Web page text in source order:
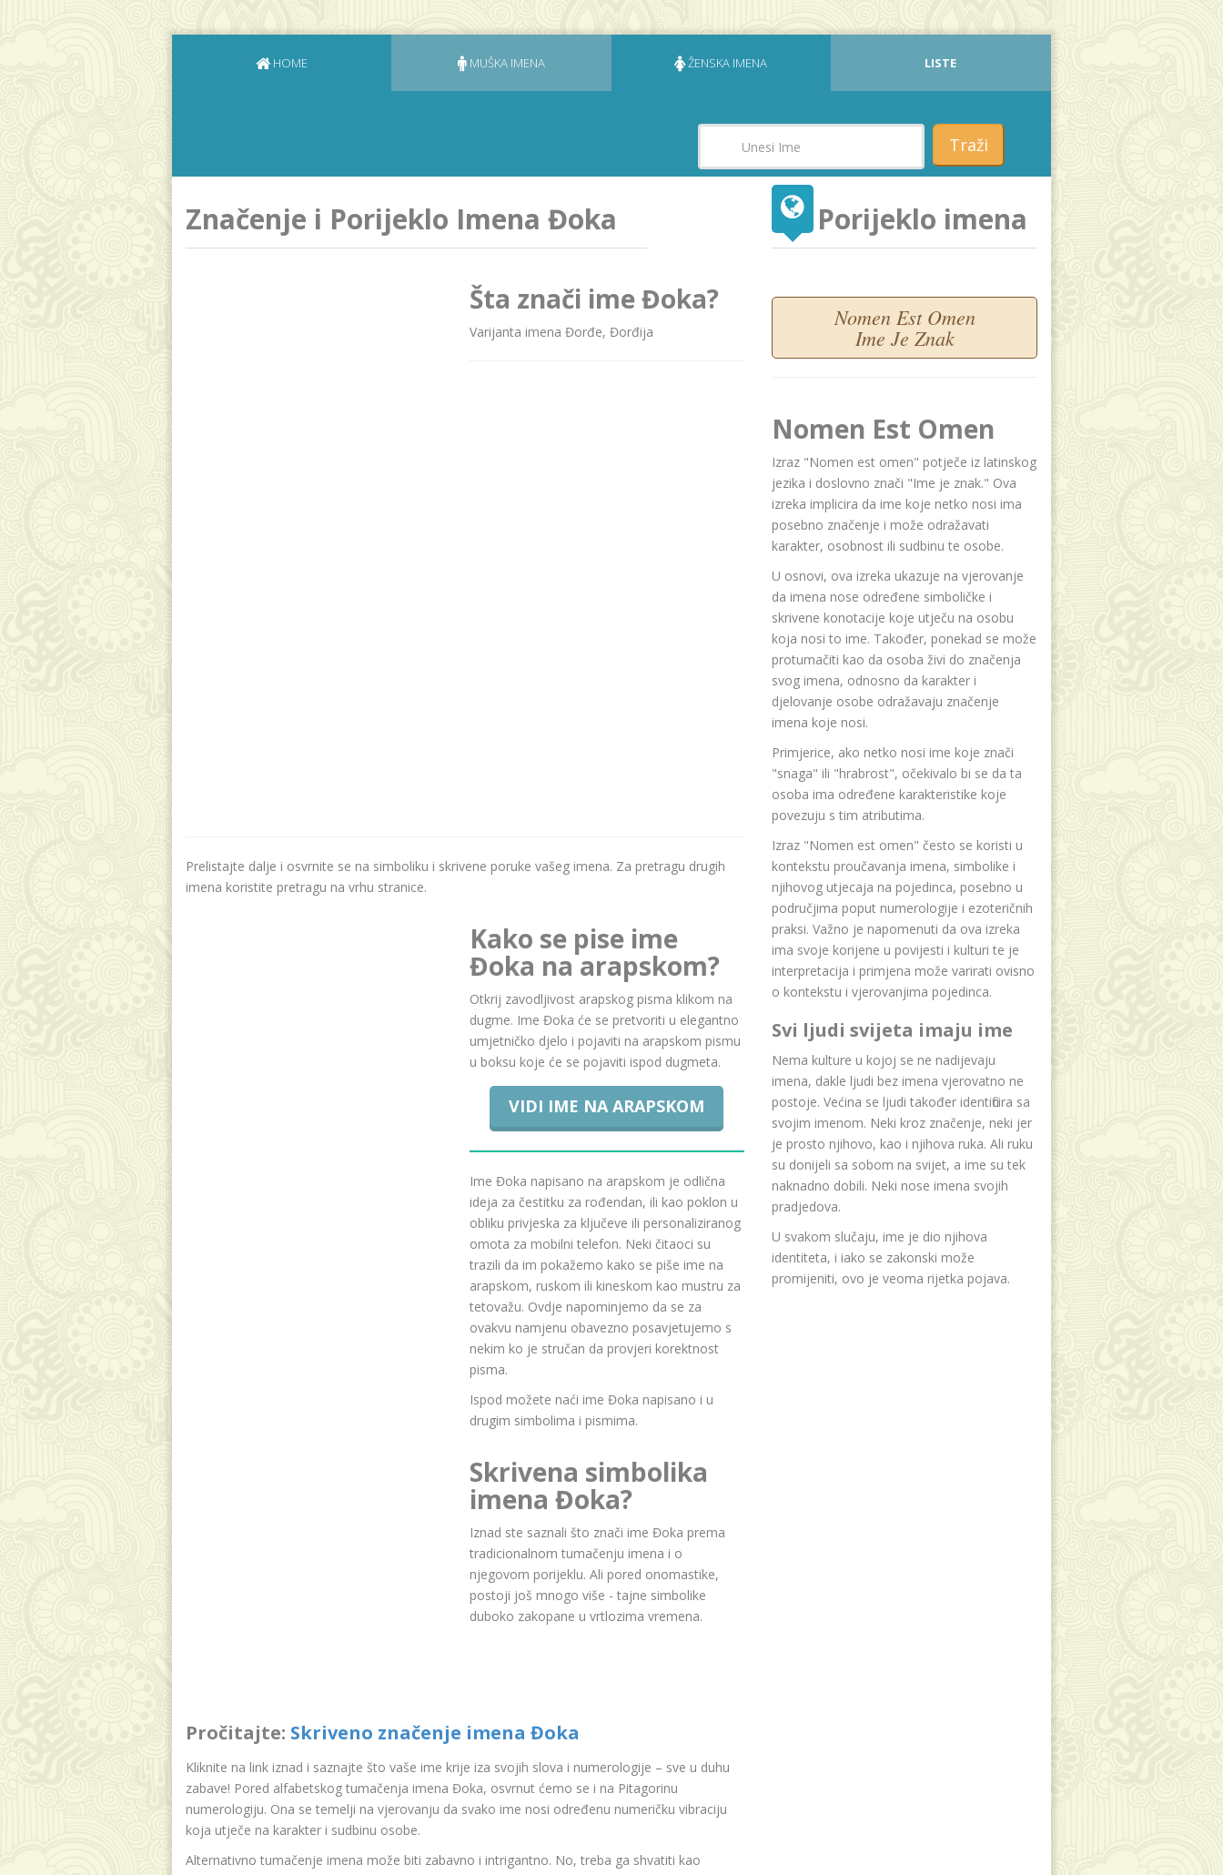
HOME MUŠKA IMENA ŽENSKA IMENA LISTE
Traži
Značenje i Porijeklo Imena Đoka
Šta znači ime Đoka?
Varijanta imena Đorđe, Đorđijа
Prelistajte dalje i osvrnite se na simboliku i skrivene poruke vašeg imena. Za pretragu drugih
imena koristite pretragu na vrhu stranice.
Kako se pise ime
Đoka na arapskom?
Otkrij zavodljivost arapskog pisma klikom na
dugme. Ime Đoka će se pretvoriti u elegantno
umjetničko djelo i pojaviti na arapskom pismu
u boksu koje će se pojaviti ispod dugmeta.
VIDI IME NA ARAPSKOM
Ime Đoka napisano na arapskom je odlična
ideja za čestitku za rođendan, ili kao poklon u
obliku privjeska za ključeve ili personaliziranog
omota za mobilni telefon. Neki čitaoci su
trazili da im pokažemo kako se piše ime na
arapskom, ruskom ili kineskom kao mustru za
tetovažu. Ovdje napominjemo da se za
ovakvu namjenu obavezno posavjetujemo s
nekim ko je stručan da provjeri korektnost
pisma.
Ispod možete naći ime Đoka napisano i u
drugim simbolima i pismima.
Skrivena simbolika
imena Đoka?
Iznad ste saznali što znači ime Đoka prema
tradicionalnom tumačenju imena i o
njegovom porijeklu. Ali pored onomastike,
postoji još mnogo više - tajne simbolike
duboko zakopane u vrtlozima vremena.
Pročitajte: Skriveno značenje imena Đoka
Kliknite na link iznad i saznajte što vaše ime krije iza svojih slova i numerologije – sve u duhu
zabave! Pored alfabetskog tumačenja imena Đoka, osvrnut ćemo se i na Pitagorinu
numerologiju. Ona se temelji na vjerovanju da svako ime nosi određenu numeričku vibraciju
koja utječe na karakter i sudbinu osobe.
Alternativno tumačenje imena može biti zabavno i intrigantno. No, treba ga shvatiti kao
Porijeklo imena
Nomen Est Omen
Ime Je Znak
Nomen Est Omen
Izraz "Nomen est omen" potječe iz latinskog
jezika i doslovno znači "Ime je znak." Ova
izreka implicira da ime koje netko nosi ima
posebno značenje i može odražavati
karakter, osobnost ili sudbinu te osobe.
U osnovi, ova izreka ukazuje na vjerovanje
da imena nose određene simboličke i
skrivene konotacije koje utječu na osobu
koja nosi to ime. Također, ponekad se može
protumačiti kao da osoba živi do značenja
svog imena, odnosno da karakter i
djelovanje osobe odražavaju značenje
imena koje nosi.
Primjerice, ako netko nosi ime koje znači
"snaga" ili "hrabrost", očekivalo bi se da ta
osoba ima određene karakteristike koje
povezuju s tim atributima.
Izraz "Nomen est omen" često se koristi u
kontekstu proučavanja imena, simbolike i
njihovog utjecaja na pojedinca, posebno u
područjima poput numerologije i ezoteričnih
praksi. Važno je napomenuti da ova izreka
ima svoje korijene u povijesti i kulturi te je
interpretacija i primjena može varirati ovisno
o kontekstu i vjerovanjima pojedinca.
Svi ljudi svijeta imaju ime
Nema kulture u kojoj se ne nadijevaju
imena, dakle ljudi bez imena vjerovatno ne
postoje. Većina se ljudi također identificira sa
svojim imenom. Neki kroz značenje, neki jer
je prosto njihovo, kao i njihova ruka. Ali ruku
su donijeli sa sobom na svijet, a ime su tek
naknadno dobili. Neki nose imena svojih
pradjedova.
U svakom slučaju, ime je dio njihova
identiteta, i iako se zakonski može
promijeniti, ovo je veoma rijetka pojava.